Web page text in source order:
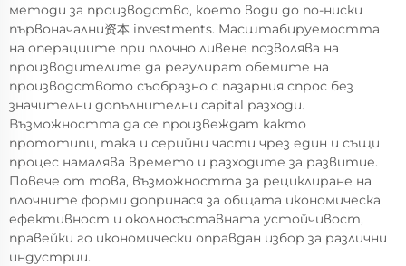
методи за производство, което води до по-ниски
първоначални资本 investments. Масштабируемостта
на операциите при плочно ливене позволява на
производителите да регулират обемите на
производството съобразно с пазарния спрос без
значителни допълнителни capital разходи.
Възможността да се произвеждат както
прототипи, така и серийни части чрез един и същи
процес намалява времето и разходите за развитие.
Повече от това, възможността за рециклиране на
плочните форми допринася за общата икономическа
ефективност и околносъставната устойчивост,
правейки го икономически оправдан избор за различни
индустрии.